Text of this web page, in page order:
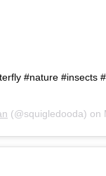
#nature #insects
(@squigledooda) on